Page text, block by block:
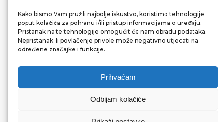
Kako bismo Vam pružili najbolje iskustvo, koristimo tehnologije
poput kolačića za pohranu i/ili pristup informacijama o uređaju.
Pristanak na te tehnologije omogućit će nam obradu podataka.
Nepristanak ili povlačenje privole može negativno utjecati na
određene značajke i funkcije.
Prihvaćam
Odbijam kolačiće
REPUBLIKA HRVATSKA
© 2022 Međimurska županija. Sva prava pridržana.